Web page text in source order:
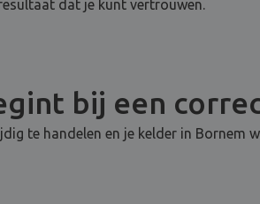
dat je kunt vertrouwen.
bij een
te handelen en je kelder in Bornem